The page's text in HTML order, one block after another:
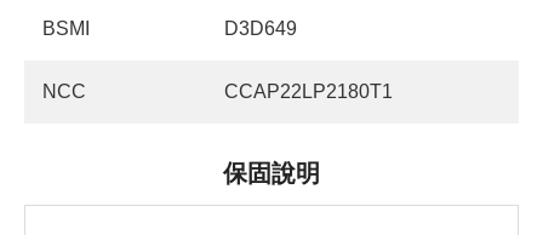
BSMI D3D649
NCC CCAP22LP2180T1
保固說明